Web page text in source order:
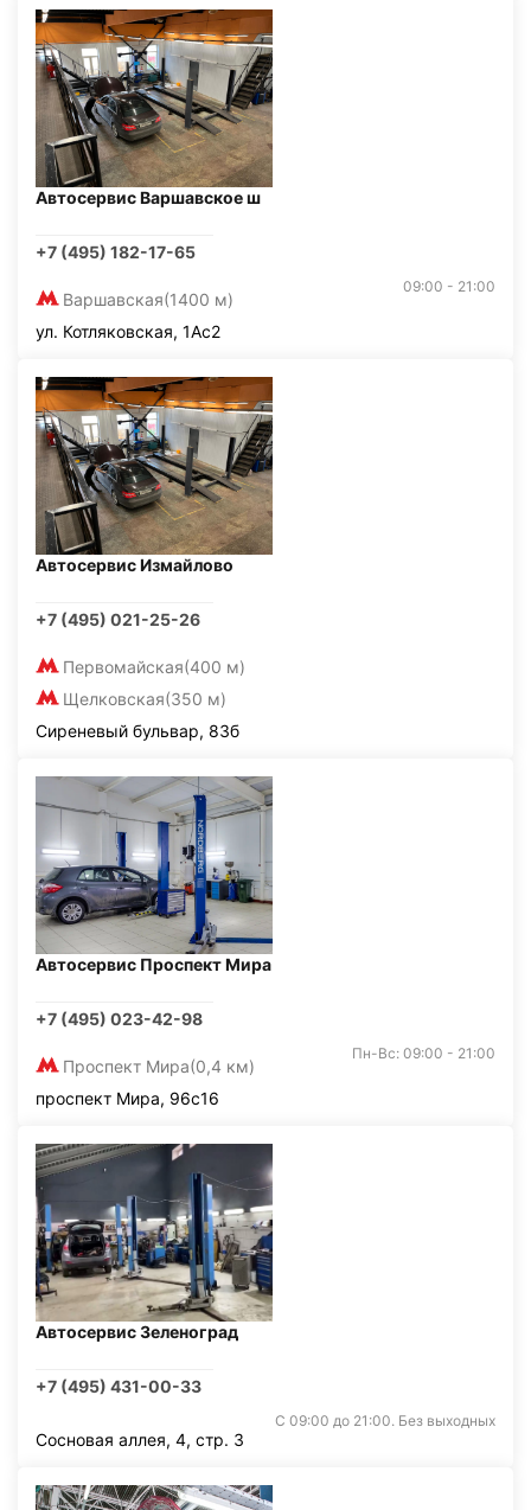
Автосервис Варшавское ш
+7 (495) 182-17-65
Варшавская(1400 м)
09:00 - 21:00
ул. Котляковская, 1Ас2
Автосервис Измайлово
+7 (495) 021-25-26
Первомайская(400 м)
Щелковская(350 м)
Сиреневый бульвар, 83б
Автосервис Проспект Мира
+7 (495) 023-42-98
Проспект Мира(0,4 км)
Пн-Вс: 09:00 - 21:00
проспект Мира, 96с16
Автосервис Зеленоград
+7 (495) 431-00-33
С 09:00 до 21:00. Без выходных
Сосновая аллея, 4, стр. 3